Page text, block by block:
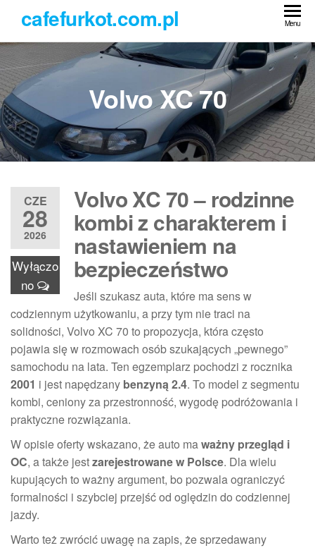
treści
cafefurkot.com.pl Menu
Volvo XC 70
CZE
28
2026
Wyłączo
no
Volvo XC 70 – rodzinne
kombi z charakterem i
nastawieniem na
bezpieczeństwo
Jeśli szukasz auta, które ma sens w
codziennym użytkowaniu, a przy tym nie traci na
solidności, Volvo XC 70 to propozycja, która często
pojawia się w rozmowach osób szukających „pewnego”
samochodu na lata. Ten egzemplarz pochodzi z rocznika
2001 i jest napędzany benzyną 2.4. To model z segmentu
kombi, ceniony za przestronność, wygodę podróżowania i
praktyczne rozwiązania.
W opisie oferty wskazano, że auto maważny przegląd i
OC, a także jestzarejestrowane w Polsce. Dla wielu
kupujących to ważny argument, bo pozwala ograniczyć
formalności i szybciej przejść od oględzin do codziennej
jazdy.
Warto też zwrócić uwagę na zapis, że sprzedawany